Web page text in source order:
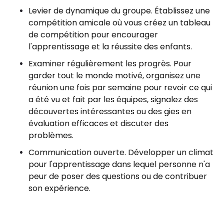
Levier de dynamique du groupe. Établissez une
compétition amicale où vous créez un tableau
de compétition pour encourager
l'apprentissage et la réussite des enfants.
Examiner régulièrement les progrès. Pour
garder tout le monde motivé, organisez une
réunion une fois par semaine pour revoir ce qui
a été vu et fait par les équipes, signalez des
découvertes intéressantes ou des gies en
évaluation efficaces et discuter des
problèmes.
Communication ouverte. Développer un climat
pour l'apprentissage dans lequel personne n'a
peur de poser des questions ou de contribuer
son expérience.